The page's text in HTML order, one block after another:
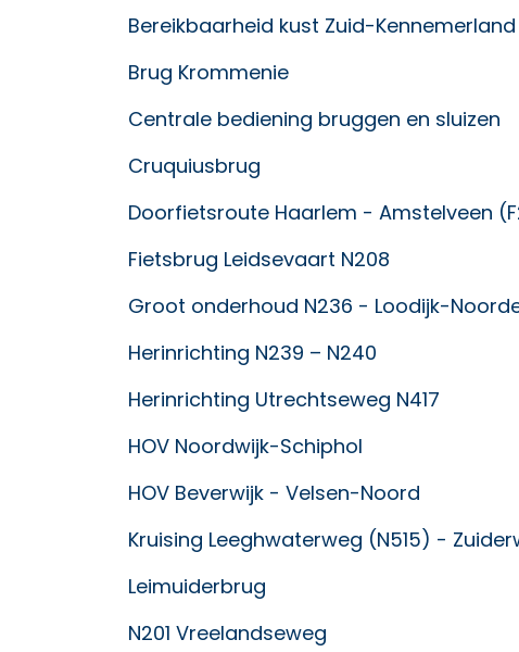
Bereikbaarheid kust Zuid-Kennemerland
Brug Krommenie
Centrale bediening bruggen en sluizen
Cruquiusbrug
Doorfietsroute Haarlem - Amstelveen
Fietsbrug Leidsevaart N208
Groot onderhoud N236 - Loodijk-
Herinrichting N239 – N240
Herinrichting Utrechtseweg N417
HOV Noordwijk-Schiphol
HOV Beverwijk - Velsen-Noord
Kruising Leeghwaterweg (N515) -
Leimuiderbrug
N201 Vreelandseweg